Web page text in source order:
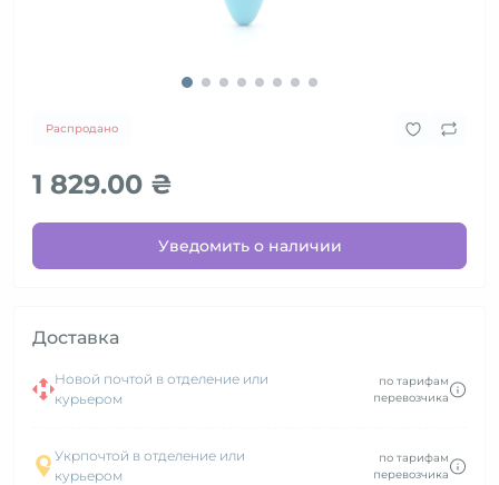
Распродано
1 829.00 ₴
Уведомить о наличии
Доставка
Новой почтой в отделение или
курьером
по тарифам
перевозчика
Укрпочтой в отделение или
курьером
по тарифам
перевозчика